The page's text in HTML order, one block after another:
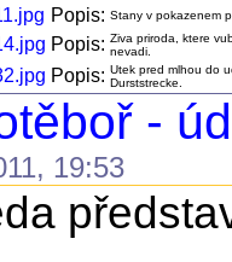
Popis: Stany v pokazenem
Popis: Ziva priroda, ktere
nevadi.
Popis: Utek pred mlhou do
Durststrecke.
-
19:53